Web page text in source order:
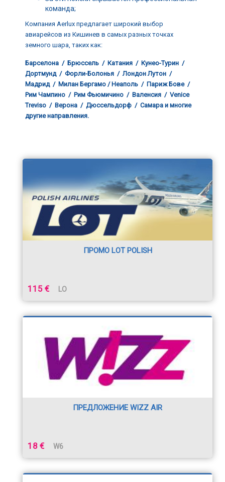
команда;
Компания Aerlux предлагает широкий выбор
авиарейсов из Кишинев в самых разных точках
земного шара, таких как:
Барселона / Брюссель / Катания / Кунео-Турин /
Дортмунд / Форли-Болонья / Лондон Лутон /
Мадрид / Милан Бергамо / Неаполь / Париж Бове /
Рим Чампино / Рим Фьюмичино / Валенсия / Venice
Treviso / Верона / Дюссельдорф / Самара и многие
другие направления.
ПРОМО LOT POLISH
115 € LO
ПРЕДЛОЖЕНИЕ WIZZ AIR
18 € W6